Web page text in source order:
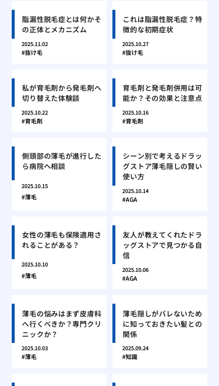
脂漏性脱毛症とは何かそ
の正体とメカニズム
2025.11.02
抜け毛
これは脂漏性脱毛症？特
徴的な初期症状
2025.10.27
抜け毛
私が育毛剤から発毛剤へ
切り替えた体験談
2025.10.22
育毛剤
育毛剤と発毛剤併用は可
能か？その効果と注意点
2025.10.16
育毛剤
側頭部の薄毛が進行した
ら病院へ相談
2025.10.15
薄毛
シーン別で考えるドラッ
グストア薄毛隠しの賢い
使い方
2025.10.14
AGA
女性の薄毛も保険適用さ
れることがある？
2025.10.10
薄毛
友人が教えてくれたドラ
ッグストアで見つかる自
信
2025.10.06
AGA
薄毛の悩みはまず皮膚科
へ行くべきか？専門クリ
ニックか？
2025.10.03
薄毛
薄毛隠しがバレないため
に知っておきたい髪との
関係
2025.09.24
知識